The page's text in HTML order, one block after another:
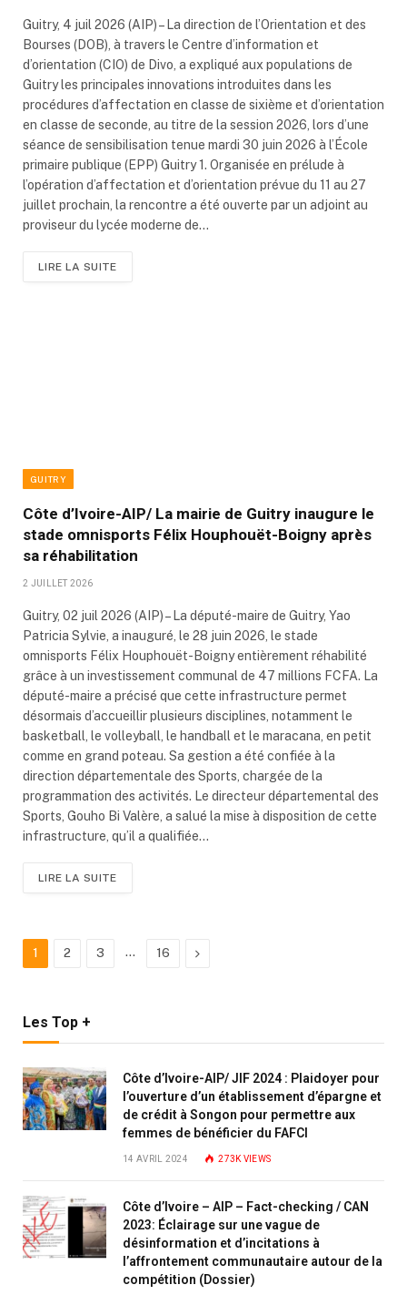
Guitry, 4 juil 2026 (AIP) – La direction de l’Orientation et des
Bourses (DOB), à travers le Centre d’information et
d’orientation (CIO) de Divo, a expliqué aux populations de
Guitry les principales innovations introduites dans les
procédures d’affectation en classe de sixième et d’orientation
en classe de seconde, au titre de la session 2026, lors d’une
séance de sensibilisation tenue mardi 30 juin 2026 à l’École
primaire publique (EPP) Guitry 1. Organisée en prélude à
l’opération d’affectation et d’orientation prévue du 11 au 27
juillet prochain, la rencontre a été ouverte par un adjoint au
proviseur du lycée moderne de…
LIRE LA SUITE
GUITRY
Côte d’Ivoire-AIP/ La mairie de Guitry inaugure le
stade omnisports Félix Houphouët-Boigny après
sa réhabilitation
2 JUILLET 2026
Guitry, 02 juil 2026 (AIP) – La député-maire de Guitry, Yao
Patricia Sylvie, a inauguré, le 28 juin 2026, le stade
omnisports Félix Houphouët-Boigny entièrement réhabilité
grâce à un investissement communal de 47 millions FCFA. La
député-maire a précisé que cette infrastructure permet
désormais d’accueillir plusieurs disciplines, notamment le
basketball, le volleyball, le handball et le maracana, en petit
comme en grand poteau. Sa gestion a été confiée à la
direction départementale des Sports, chargée de la
programmation des activités. Le directeur départemental des
Sports, Gouho Bi Valère, a salué la mise à disposition de cette
infrastructure, qu’il a qualifiée…
LIRE LA SUITE
1 2 3 … 16 Next
Les Top +
Côte d’Ivoire-AIP/ JIF 2024 : Plaidoyer pour
l’ouverture d’un établissement d’épargne et
de crédit à Songon pour permettre aux
femmes de bénéficier du FAFCI
14 AVRIL 2024 273K VIEWS
Côte d’Ivoire – AIP – Fact-checking / CAN
2023: Éclairage sur une vague de
désinformation et d’incitations à
l’affrontement communautaire autour de la
compétition (Dossier)